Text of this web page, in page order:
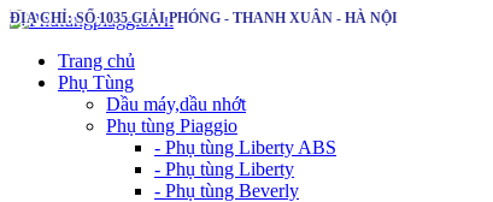
ĐỊA CHỈ: SỐ 1035 GIẢI PHÓNG - THANH XUÂN - HÀ NỘI
Trang chủ
Phụ Tùng
Dầu máy,dầu nhớt
Phụ tùng Piaggio
- Phụ tùng Liberty ABS
- Phụ tùng Liberty
- Phụ tùng Beverly